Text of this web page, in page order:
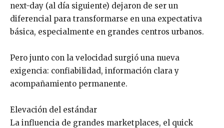
next-day (al día siguiente) dejaron de ser un
diferencial para transformarse en una expectativa
básica, especialmente en grandes centros urbanos.
Pero junto con la velocidad surgió una nueva
exigencia: confiabilidad, información clara y
acompañamiento permanente.
Elevación del estándar
La influencia de grandes marketplaces, el quick